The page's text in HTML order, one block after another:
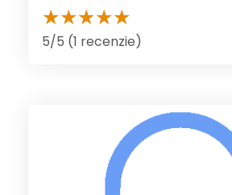
5/5 (1 recenzie)